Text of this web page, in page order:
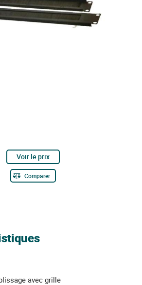
Voir le prix
Comparer
avec grille